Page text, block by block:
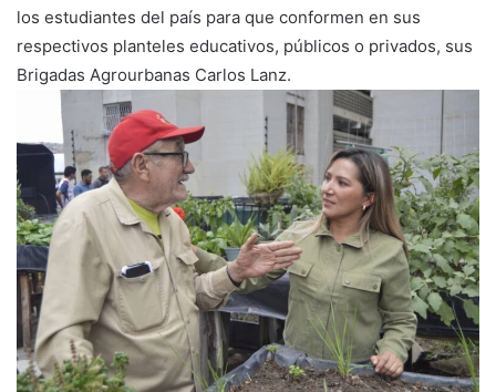
los estudiantes del país para que conformen en sus
respectivos planteles educativos, públicos o privados, sus
Brigadas Agrourbanas Carlos Lanz.